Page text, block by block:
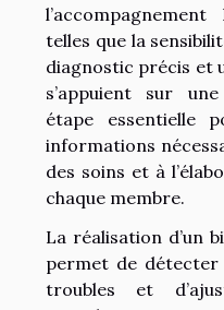
telles que la
diagnostic précis et
s’appuient sur
étape essentielle
informations
des soins et à
chaque membre.
La réalisation d’un
permet de détecter
troubles et